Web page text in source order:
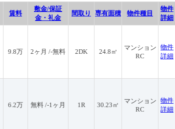
賃料
敷金/保証
金・礼金
間取り 専有面積 物件種目
物件
詳細
9.8万 2ヶ月 /-無料 2DK 24.8㎡
マンション
RC
物件
詳細
6.2万 無料 /-1ヶ月 1R 30.23㎡
マンション
RC
物件
詳細